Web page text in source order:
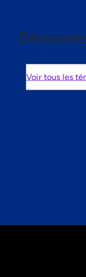
Voir tous les